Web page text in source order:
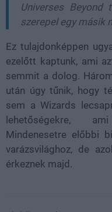
Universes Beyond
szerepel egy másik
Ez tulajdonképpen
ezelőtt kaptunk, ami
semmit a dolog.
után úgy tűnik, hogy
sem a Wizards
lehetőségekre,
Mindenesetre előbbi
varázsvilághoz, de
érkeznek majd.